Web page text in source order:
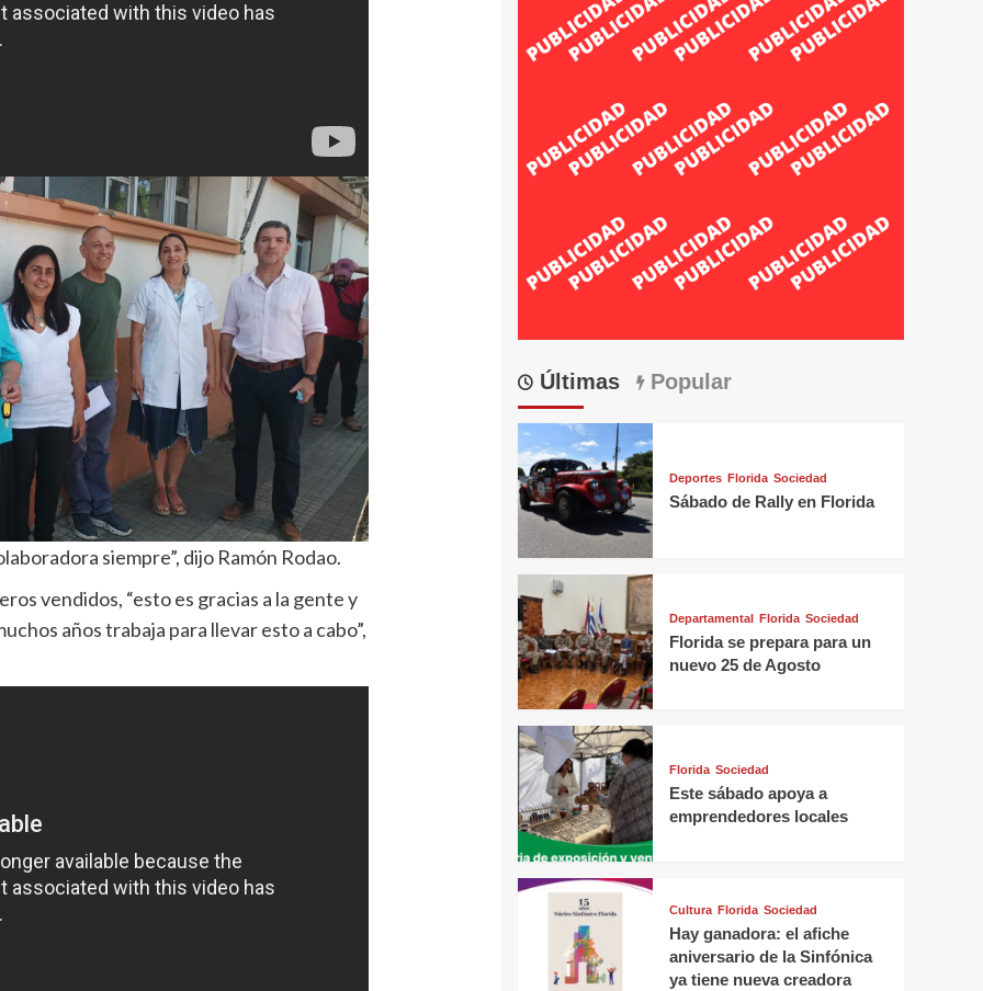
siempre”, dijo Ramón Rodao.
vendidos, “esto es gracias a la gente y
años trabaja para llevar esto a cabo”,
Últimas Popular
Deportes Florida Sociedad
Sábado de Rally en Florida
Departamental Florida Sociedad
Florida se prepara para un
nuevo 25 de Agosto
Florida Sociedad
Este sábado apoya a
emprendedores locales
Cultura Florida Sociedad
Hay ganadora: el afiche
aniversario de la Sinfónica
ya tiene nueva creadora